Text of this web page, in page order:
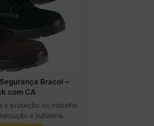
Bracol –
com CA
e proteção no trabalho
e indústria.